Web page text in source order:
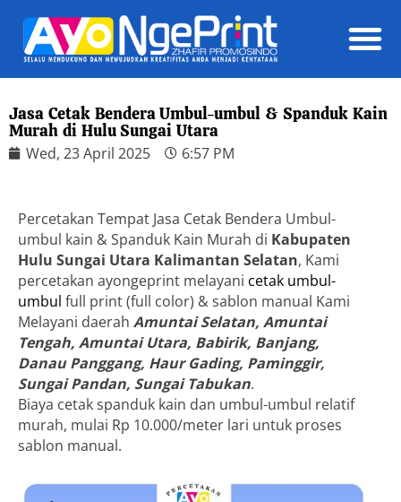
Jasa Cetak Bendera Umbul-umbul & Spanduk Kain
Murah di Hulu Sungai Utara
Wed, 23 April 2025 6:57 PM
Percetakan Tempat Jasa Cetak Bendera Umbul-
umbul kain & Spanduk Kain Murah di Kabupaten
Hulu Sungai Utara Kalimantan Selatan, Kami
percetakan ayongeprint melayani cetak umbul-
umbul full print (full color) & sablon manual Kami
Melayani daerah Amuntai Selatan, Amuntai
Tengah, Amuntai Utara, Babirik, Banjang,
Danau Panggang, Haur Gading, Paminggir,
Sungai Pandan, Sungai Tabukan.
Biaya cetak spanduk kain dan umbul-umbul relatif
murah, mulai Rp 10.000/meter lari untuk proses
sablon manual.